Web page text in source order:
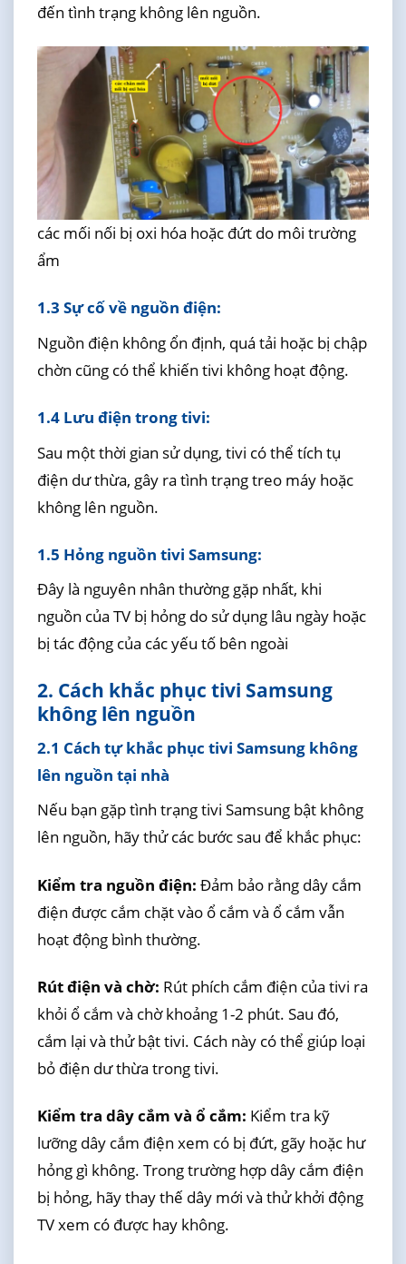
đến tình trạng không lên nguồn.
các mối nối bị oxi hóa hoặc đứt do môi trường
ẩm
1.3 Sự cố về nguồn điện:
Nguồn điện không ổn định, quá tải hoặc bị chập
chờn cũng có thể khiến tivi không hoạt động.
1.4 Lưu điện trong tivi:
Sau một thời gian sử dụng, tivi có thể tích tụ
điện dư thừa, gây ra tình trạng treo máy hoặc
không lên nguồn.
1.5 Hỏng nguồn tivi Samsung:
Đây là nguyên nhân thường gặp nhất, khi
nguồn của TV bị hỏng do sử dụng lâu ngày hoặc
bị tác động của các yếu tố bên ngoài
2. Cách khắc phục tivi Samsung
không lên nguồn
2.1 Cách tự khắc phục tivi Samsung không
lên nguồn tại nhà
Nếu bạn gặp tình trạng tivi Samsung bật không
lên nguồn, hãy thử các bước sau để khắc phục:
Kiểm tra nguồn điện: Đảm bảo rằng dây cắm
điện được cắm chặt vào ổ cắm và ổ cắm vẫn
hoạt động bình thường.
Rút điện và chờ: Rút phích cắm điện của tivi ra
khỏi ổ cắm và chờ khoảng 1-2 phút. Sau đó,
cắm lại và thử bật tivi. Cách này có thể giúp loại
bỏ điện dư thừa trong tivi.
Kiểm tra dây cắm và ổ cắm: Kiểm tra kỹ
lưỡng dây cắm điện xem có bị đứt, gãy hoặc hư
hỏng gì không. Trong trường hợp dây cắm điện
bị hỏng, hãy thay thế dây mới và thử khởi động
TV xem có được hay không.